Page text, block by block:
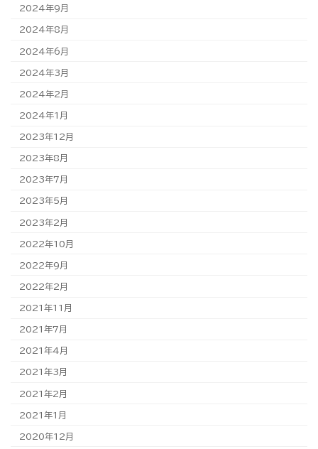
2024年9月
2024年8月
2024年6月
2024年3月
2024年2月
2024年1月
2023年12月
2023年8月
2023年7月
2023年5月
2023年2月
2022年10月
2022年9月
2022年2月
2021年11月
2021年7月
2021年4月
2021年3月
2021年2月
2021年1月
2020年12月